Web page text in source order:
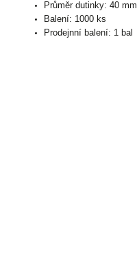
Průměr dutinky: 40 mm
Balení: 1000 ks
Prodejnní balení: 1 bal